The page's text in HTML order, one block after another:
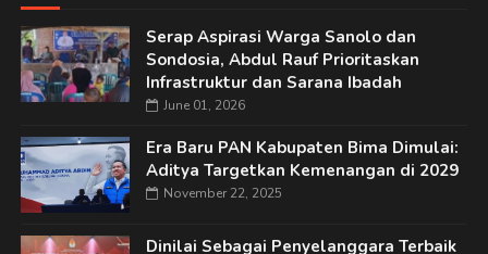
Serap Aspirasi Warga Sanolo dan
Sondosia, Abdul Rauf Prioritaskan
Infrastruktur dan Sarana Ibadah
June 01, 2026
Era Baru PAN Kabupaten Bima Dimulai:
Aditya Targetkan Kemenangan di 2029
November 22, 2025
Dinilai Sebagai Penyelanggara Terbaik